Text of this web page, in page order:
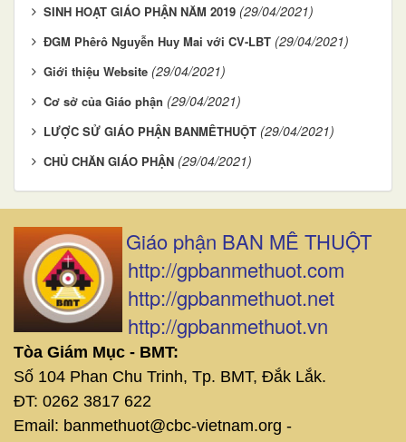
SINH HOẠT GIÁO PHẬN NĂM 2019 (29/04/2021)
ĐGM Phêrô Nguyễn Huy Mai với CV-LBT (29/04/2021)
Giới thiệu Website (29/04/2021)
Cơ sở của Giáo phận (29/04/2021)
LƯỢC SỬ GIÁO PHẬN BANMÊTHUỘT (29/04/2021)
CHỦ CHĂN GIÁO PHẬN (29/04/2021)
Giáo phận BAN MÊ THUỘT
http://gpbanmethuot.com
http://gpbanmethuot.net
http://gpbanmethuot.vn
Tòa Giám Mục - BMT:
Số 104 Phan Chu Trinh, Tp. BMT, Đắk Lắk.
ĐT: 0262 3817 622
Email: banmethuot@cbc-vietnam.org -